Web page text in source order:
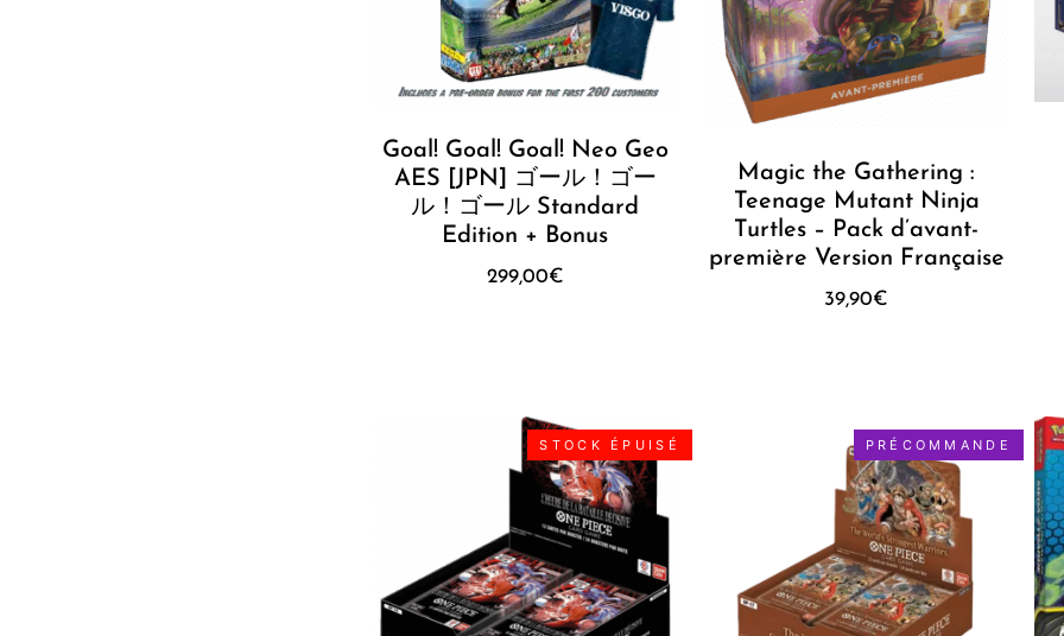
Goal! Goal! Goal! Neo Geo
AES [JPN] ゴール！ゴー
ル！ゴール Standard
Edition + Bonus
299,00€
Magic the Gathering :
Teenage Mutant Ninja
Turtles – Pack d’avant-
première Version Française
39,90€
STOCK ÉPUISÉ PRÉCOMMANDE